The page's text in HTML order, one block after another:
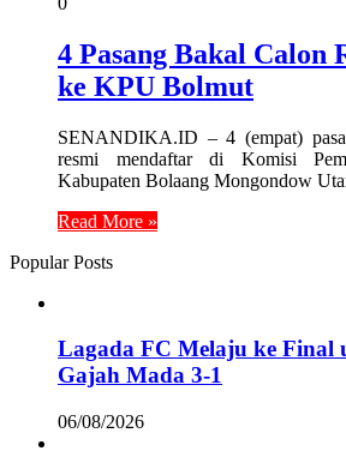
4 Pasang Bakal Calon
ke KPU Bolmut
SENANDIKA.ID – 4 (empat)
resmi mendaftar di Komisi
Kabupaten Bolaang Mongondow
Read More »
Popular Posts
Lagada FC Melaju ke Final
Gajah Mada 3-1
06/08/2026